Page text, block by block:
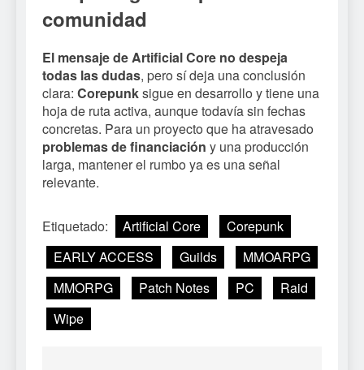
comunidad
El mensaje de Artificial Core no despeja
todas las dudas, pero sí deja una conclusión
clara: Corepunksigue en desarrollo y tiene una
hoja de ruta activa, aunque todavía sin fechas
concretas. Para un proyecto que ha atravesado
problemas de financiación y una producción
larga, mantener el rumbo ya es una señal
relevante.
Etiquetado: Artificial Core
Corepunk
EARLY ACCESS
Guilds
MMOARPG
MMORPG
Patch Notes PC
Raid
Wipe